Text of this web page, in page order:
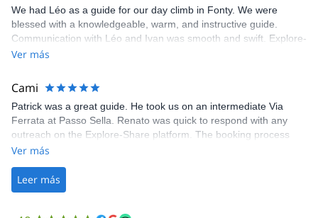
We had Léo as a guide for our day climb in Fonty. We were
blessed with a knowledgeable, warm, and instructive guide.
Communication with Léo and Ivan was smooth and swift. Explore-
Share was excellent in arranging everything for our day climb.
making our adventure stress-free.
Ver más
Cami
Patrick was a great guide. He took us on an intermediate Via
Ferrata at Passo Sella. Renato was quick to respond with any
outreach on the Explore-Share platform. The booking process
was straightforward, and once Patrick was confirmed, all went
the platform.
Ver más
Leer más